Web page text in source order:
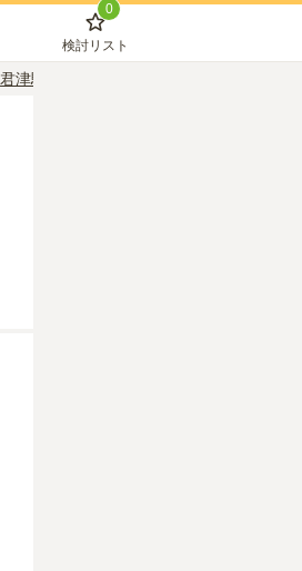
0
検討リスト
君津駅のお墓（霊園・墓地）